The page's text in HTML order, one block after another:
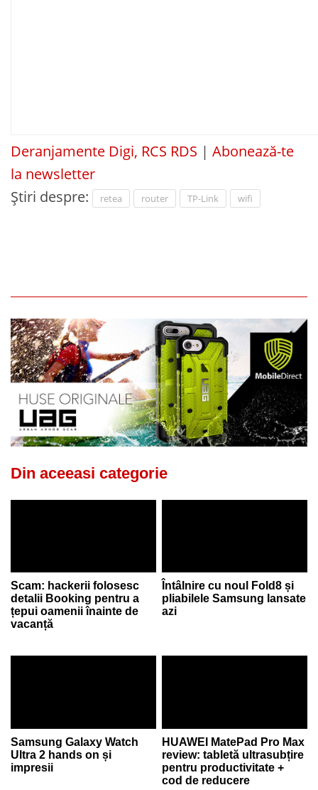
Deranjamente Digi, RCS RDS | Abonează-te
la newsletter
Știri despre:
retea router TP-Link wifi
Din aceeasi categorie
Scam: hackerii folosesc
detalii Booking pentru a
țepui oamenii înainte de
vacanță
Întâlnire cu noul Fold8 și
pliabilele Samsung lansate
azi
Samsung Galaxy Watch
Ultra 2 hands on și
impresii
HUAWEI MatePad Pro Max
review: tabletă ultrasubțire
pentru productivitate +
cod de reducere